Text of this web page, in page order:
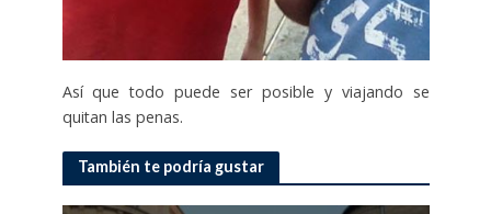
Así que todo puede ser posible y viajando se
quitan las penas.
También te podría gustar